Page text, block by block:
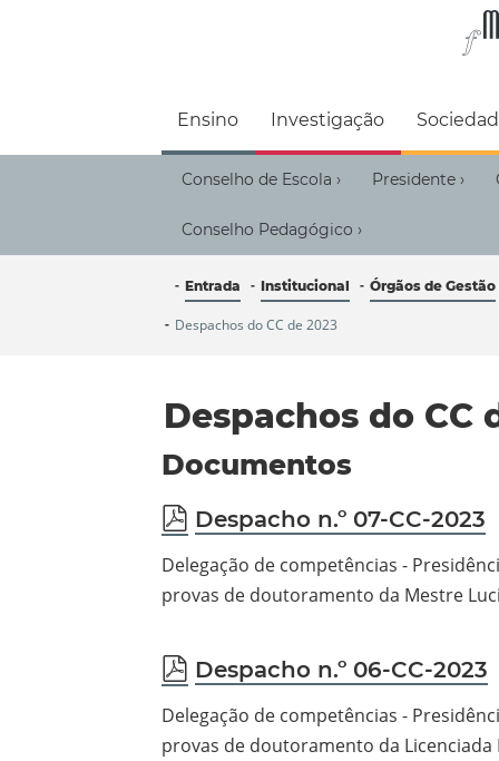
Faculdade de
Ensino Investigação
Conselho de Escola › Presidente ›
Conselho Pedagógico ›
Entrada Institucional Órgãos de Gestão
Despachos do CC de 2023
Despachos do CC
Documentos
pdf
Despacho n.º 07-CC-2023
Delegação de competências -
provas de doutoramento da Mestre
pdf
Despacho n.º 06-CC-2023
Delegação de competências -
provas de doutoramento da Licenciada